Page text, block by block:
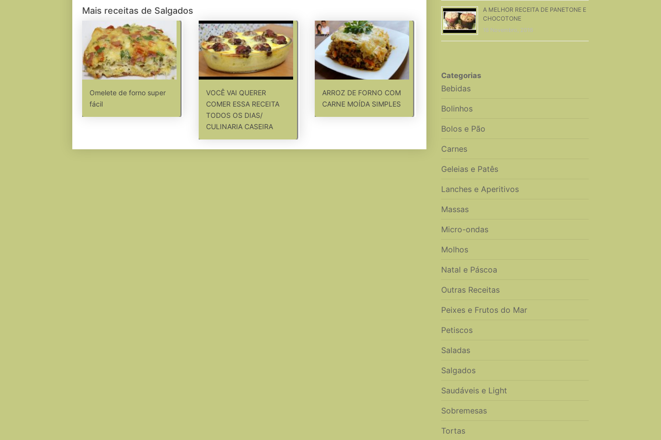
Mais receitas de Salgados
Omelete de forno super
fácil
VOCÊ VAI QUERER
COMER ESSA RECEITA
TODOS OS DIAS/
CULINARIA CASEIRA
ARROZ DE FORNO COM
CARNE MOÍDA SIMPLES
A MELHOR RECEITA DE PANETONE E
CHOCOTONE
16 Novembro, 2016
Categorias
Bebidas
Bolinhos
Bolos e Pão
Carnes
Geleias e Patês
Lanches e Aperitivos
Massas
Micro-ondas
Molhos
Natal e Páscoa
Outras Receitas
Peixes e Frutos do Mar
Petiscos
Saladas
Salgados
Saudáveis e Light
Sobremesas
Tortas